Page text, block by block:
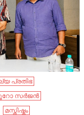
പ്രതിഭ
സർജൻ
മസ്തിഷ്കം